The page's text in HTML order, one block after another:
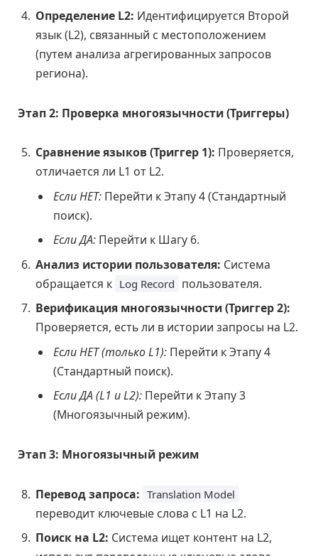
Определение L2: Идентифицируется Второй
язык (L2), связанный с местоположением
(путем анализа агрегированных запросов
региона).
Этап 2: Проверка многоязычности (Триггеры)
Сравнение языков (Триггер 1): Проверяется,
отличается ли L1 от L2.
Если НЕТ: Перейти к Этапу 4 (Стандартный
поиск).
Если ДА: Перейти к Шагу 6.
Анализ истории пользователя: Система
обращается к Log Record пользователя.
Верификация многоязычности (Триггер 2):
Проверяется, есть ли в истории запросы на L2.
Если НЕТ (только L1): Перейти к Этапу 4
(Стандартный поиск).
Если ДА (L1 и L2): Перейти к Этапу 3
(Многоязычный режим).
Этап 3: Многоязычный режим
Перевод запроса: Translation Model
переводит ключевые слова с L1 на L2.
Поиск на L2: Система ищет контент на L2,